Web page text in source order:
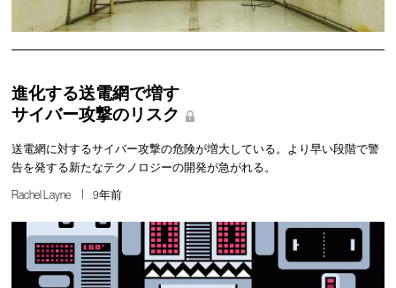
進化する送電網で増す
サイバー攻撃のリスク
送電網に対するサイバー攻撃の危険が増大している。より早い段階で警
告を発する新たなテクノロジーの開発が急がれる。
Rachel Layne 9年前